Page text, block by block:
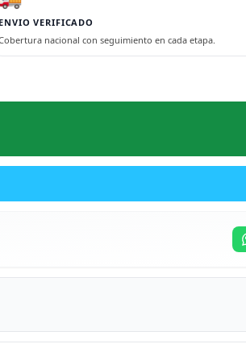
VERIFICADO
nacional con seguimiento en cada etapa.